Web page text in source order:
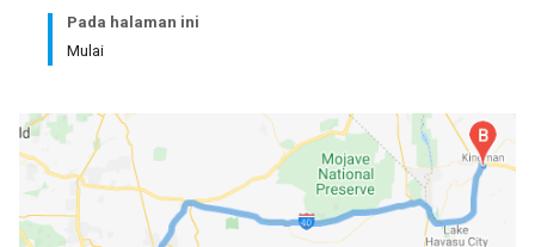
Pada halaman ini
Mulai